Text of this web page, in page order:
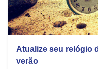
Atualize seu relógio
verão